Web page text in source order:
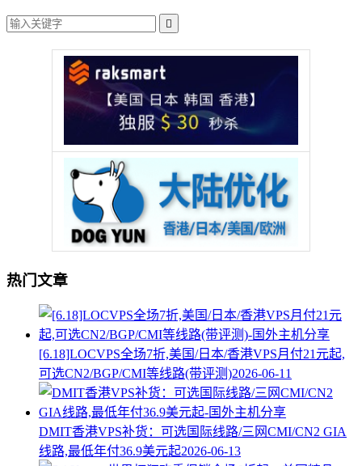

热门文章
[6.18]LOCVPS全场7折,美国/日本/香港VPS月付21元起,
可选CN2/BGP/CMI等线路(带评测)2026-06-11
DMIT香港VPS补货：可选国际线路/三网CMI/CN2 GIA
线路,最低年付36.9美元起2026-06-13